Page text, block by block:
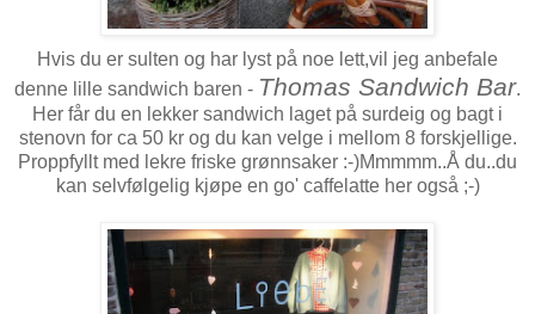
Hvis du er sulten og har lyst på noe lett,vil jeg anbefale
denne lille sandwich baren - Thomas Sandwich Bar.
Her får du en lekker sandwich laget på surdeig og bagt i
stenovn for ca 50 kr og du kan velge i mellom 8 forskjellige.
Proppfyllt med lekre friske grønnsaker :-)Mmmmm..Å du..du
kan selvfølgelig kjøpe en go' caffelatte her også ;-)